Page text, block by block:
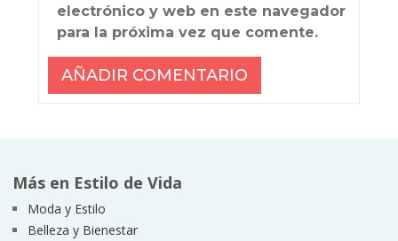
electrónico y web en este navegador
para la próxima vez que comente.
Más en Estilo de Vida
Moda y Estilo
Belleza y Bienestar